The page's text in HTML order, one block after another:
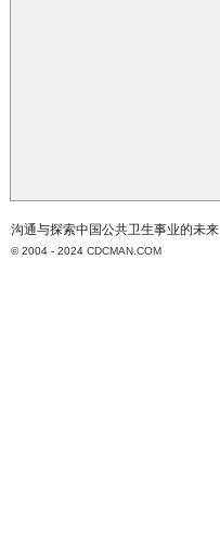
沟通与探索中国公共卫生事业的未来
© 2004 - 2024 CDCMAN.COM